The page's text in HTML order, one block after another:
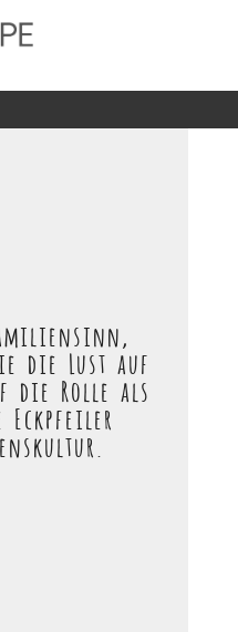
die Lust auf
die Rolle als
Eckpfeiler